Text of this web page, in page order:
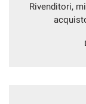
Rivenditori,